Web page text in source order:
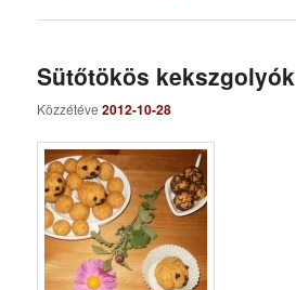
Sütőtökös kekszgolyók
Közzétéve2012-10-28